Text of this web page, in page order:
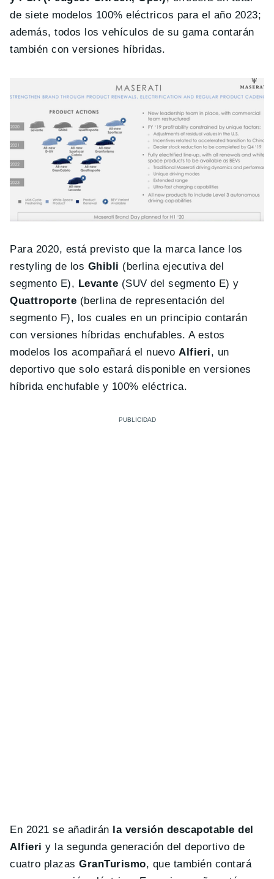
de siete modelos 100% eléctricos para el año 2023;
además, todos los vehículos de su gama contarán
también con versiones híbridas.
Para 2020, está previsto que la marca lance los
restyling de los Ghibli (berlina ejecutiva del
segmento E), Levante (SUV del segmento E) y
Quattroporte (berlina de representación del
segmento F), los cuales en un principio contarán
con versiones híbridas enchufables. A estos
modelos los acompañará el nuevoAlfieri, un
deportivo que solo estará disponible en versiones
híbrida enchufable y 100% eléctrica.
En 2021 se añadirán la versión descapotable del
Alfieri y la segunda generación del deportivo de
cuatro plazasGranTurismo, que también contará